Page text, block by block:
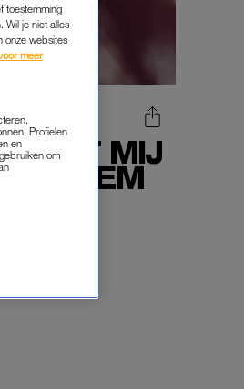
MET MIJ
HEM
toestemming
Wil je niet alles
onze websites
meer
Profielen
en
om